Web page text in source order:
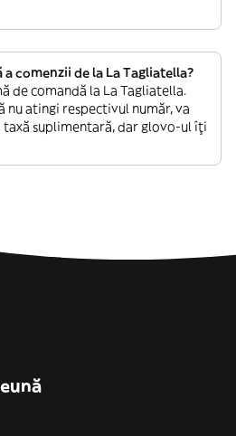
comenzii de la La Tagliatella?
de comandă la La Tagliatella.
nu atingi respectivul număr, va
suplimentară, dar glovo-ul îți